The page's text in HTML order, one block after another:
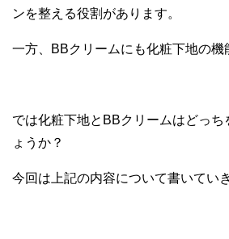
ンを整える役割があります。
一方、BBクリームにも化粧下地の機
では化粧下地とBBクリームはどっち
ょうか？
今回は上記の内容について書いてい